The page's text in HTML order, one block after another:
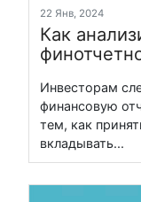
22 Янв, 2024
Как
Инвесторам
финансовую
тем, как
вкладывать...